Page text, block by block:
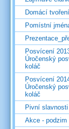
Domácí
Pomístní
Posvícení
Úročenský
koláč
Posvícení
Úročenský
koláč
Pivní slavnosti
Akce - podzim